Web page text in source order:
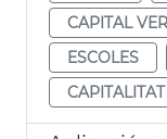
CAPITAL
ESCOLES